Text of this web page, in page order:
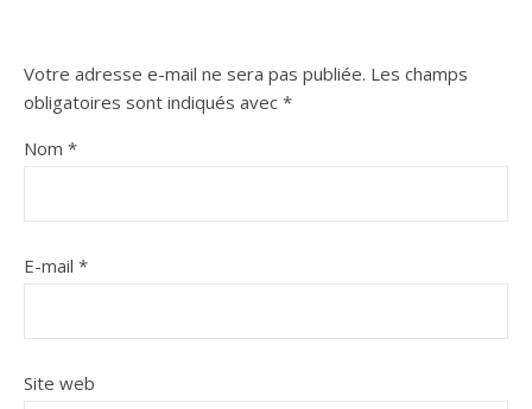
Votre adresse e-mail ne sera pas publiée. Les champs
obligatoires sont indiqués avec *
Nom *
E-mail *
Site web